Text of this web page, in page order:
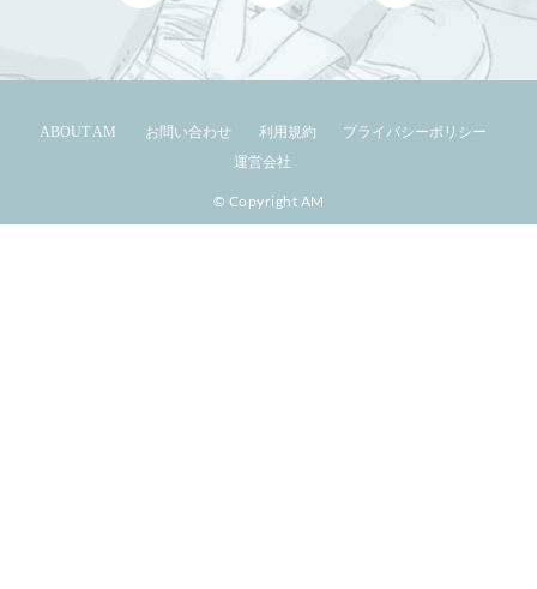
ABOUT AM お問い合わせ 利用規約
プライバシーポリシー
運営会社
© Copyright AM